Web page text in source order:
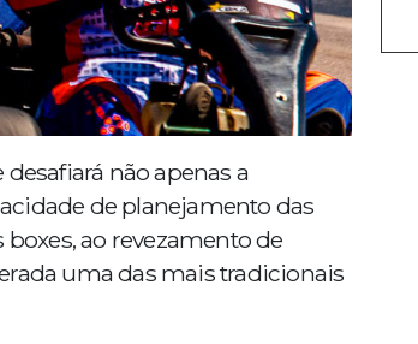
não apenas a
de planejamento das
ao revezamento de
uma das mais tradicionais